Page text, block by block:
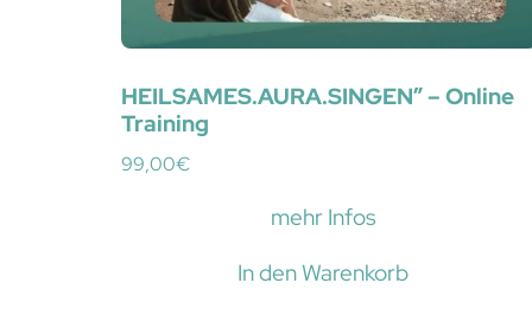
HEILSAMES.AURA.SINGEN” – Online
Training
99,00€
mehr Infos
In den Warenkorb